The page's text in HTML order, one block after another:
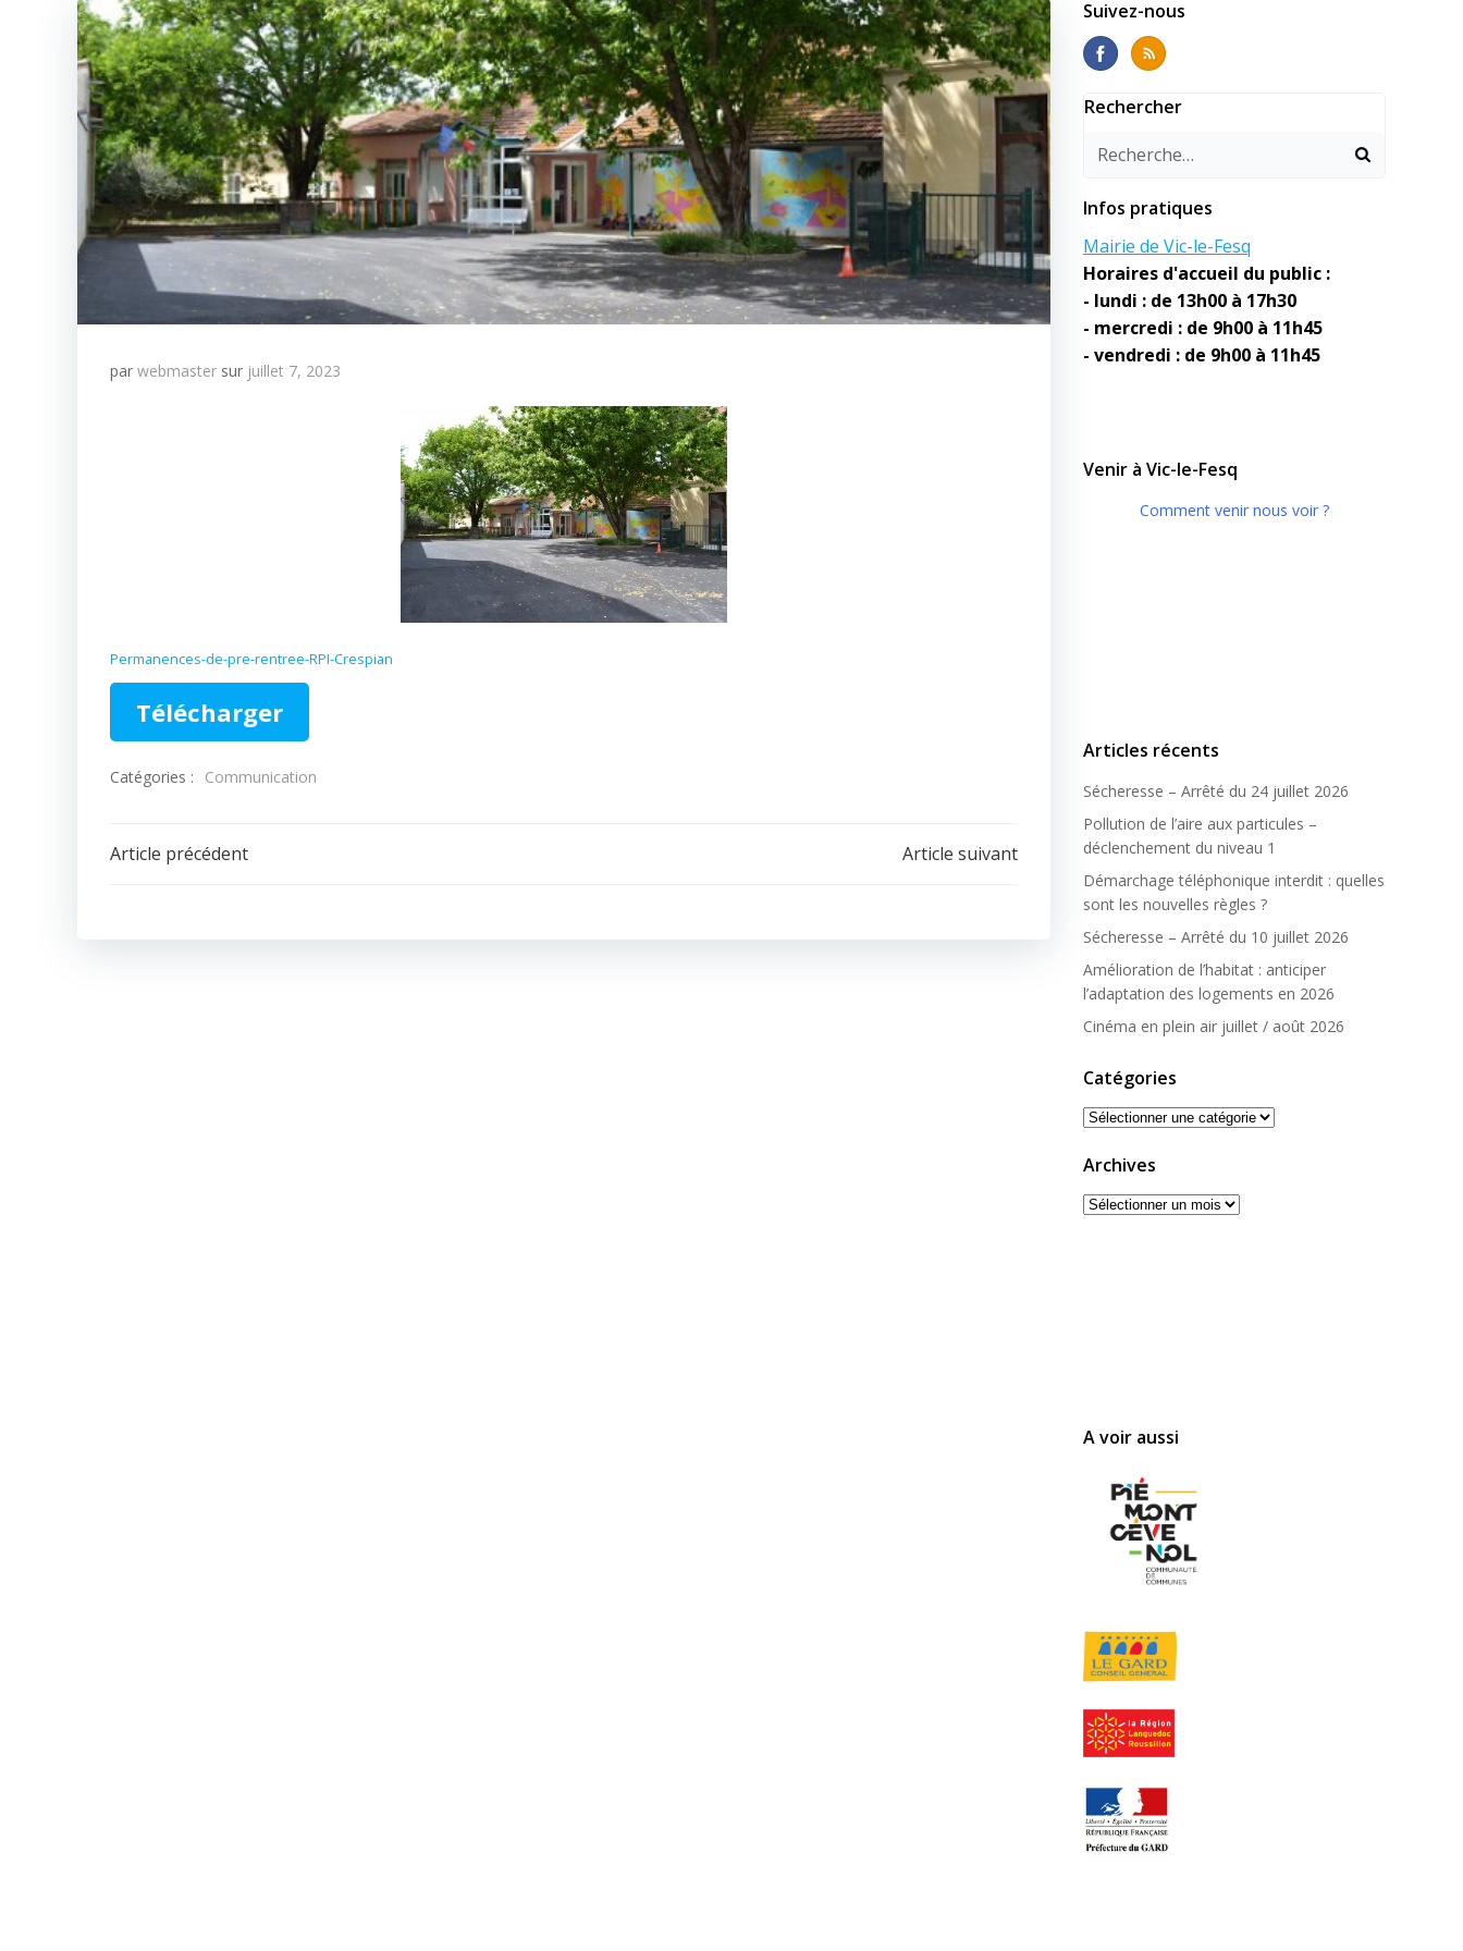
par webmaster sur juillet 7, 2023
Permanences-de-pre-rentree-RPI-Crespian
Télécharger
Catégories : Communication
Navigation
Article précédent Article suivant
Suivez-nous
Rechercher
Infos pratiques
Mairie de Vic-le-Fesq
Horaires d'accueil du public :
- lundi : de 13h00 à 17h30
- mercredi : de 9h00 à 11h45
- vendredi : de 9h00 à 11h45
Venir à Vic-le-Fesq
Comment venir nous voir ?
Articles récents
Sécheresse – Arrêté du 24 juillet 2026
Pollution de l’aire aux particules –
déclenchement du niveau 1
Démarchage téléphonique interdit : quelles
sont les nouvelles règles ?
Sécheresse – Arrêté du 10 juillet 2026
Amélioration de l’habitat : anticiper
l’adaptation des logements en 2026
Cinéma en plein air juillet / août 2026
Catégories
Catégories
Archives
Archives
A voir aussi